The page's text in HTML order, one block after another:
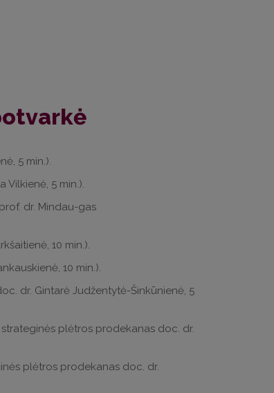
5 min.).
Vilkienė, 5 min.).
dr. Mindau-gas
10 min.).
10 min.).
dr. Gintarė Judžentytė-Šinkūnienė, 5
plėtros prodekanas doc. dr.
plėtros prodekanas doc. dr.